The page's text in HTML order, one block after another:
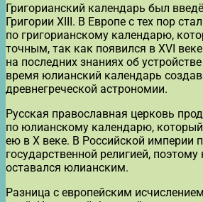
Григорианский календарь был
Григории XIII. В Европе с тех пор
по григорианскому календарю,
точным, так как появился в XVI
на последних знаниях об
время юлианский календарь
древнегреческой астрономии.
Русская православная церковь
по юлианскому календарю,
ею в Х веке. В Российской империи
государственной религией,
оставался юлианским.
Разница с европейским